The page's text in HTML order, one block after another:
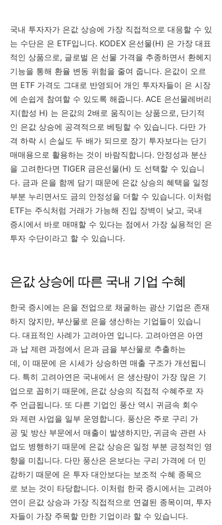
국내 투자자가 은값 상승에 가장 직접적으로 대응할 수 있
는 수단은 은 ETF입니다. KODEX 은선물(H) 은 가장 대표
적인 상품으로, 글로벌 은 선물 가격을 추종하면서 환헤지
기능을 통해 환율 변동 위험을 줄여 줍니다. 은값이 오르
면 ETF 가격도 그대로 반영되어 개인 투자자들이 은 시장
에 손쉽게 참여할 수 있도록 해줍니다. ACE 은선물레버리
지(합성 H) 는 은값의 2배로 움직이는 상품으로, 단기적
인 은값 상승에 공격적으로 베팅할 수 있습니다. 다만 가
격 하락 시 손실도 두 배가 되므로 장기 투자보다는 단기
매매용으로 활용하는 것이 바람직합니다. 안정성과 분산
을 고려한다면 TIGER 금은선물(H) 도 선택할 수 있습니
다. 금과 은을 함께 담기 때문에 은값 상승의 혜택을 일정
부분 누리면서도 금의 안정성을 더할 수 있습니다. 이처럼
ETF는 주식처럼 거래가 가능해 진입 장벽이 낮고, 국내
증시에서 바로 매매할 수 있다는 점에서 가장 실용적인 은
투자 수단이라고 할 수 있습니다.
은값 상승에 따른 국내 기업 수혜
한국 증시에는 은을 전업으로 채굴하는 광산 기업은 존재
하지 않지만, 부산물로 은을 생산하는 기업들이 있습니
다. 대표적인 사례가 고려아연 입니다. 고려아연은 아연
과 납 제련 과정에서 은과 금을 부산물로 추출하는
데, 이 때문에 은 시세가 상승하면 매출 구조가 개선됩니
다. 특히 고려아연은 국내에서 은 생산량이 가장 많은 기
업으로 꼽히기 때문에, 은값 상승의 직접적 수혜주로 자
주 언급됩니다. 또 다른 기업인 풍산 역시 귀금속 회수
와 제련 사업을 일부 운영합니다. 풍산은 주로 구리 가
공 및 방산 부문에서 매출이 발생하지만, 귀금속 관련 사
업도 병행하기 때문에 은값 상승은 일정 부분 긍정적인 영
향을 미칩니다. 다만 풍산은 은보다는 구리 가격에 더 민
감하기 때문에 은 투자 대안보다는 보조적 수혜 종목으
로 보는 것이 타당합니다. 이처럼 한국 증시에서는 고려아
연이 은값 상승과 가장 직접적으로 연결된 종목이며, 투자
자들이 가장 주목할 만한 기업이라 할 수 있습니다.